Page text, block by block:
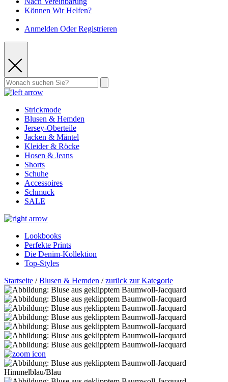
Können Wir Helfen?
Anmelden Oder Registrieren
Strickmode
Blusen & Hemden
Jersey-Oberteile
Jacken & Mäntel
Kleider & Röcke
Hosen & Jeans
Shorts
Schuhe
Accessoires
Schmuck
SALE
Lookbooks
Perfekte Prints
Die Denim-Kollektion
Top-Styles
Startseite /Blusen & Hemden /zurück zur Kategorie